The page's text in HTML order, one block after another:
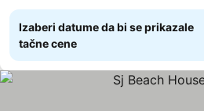
Izaberi datume da bi se prikazale
tačne cene